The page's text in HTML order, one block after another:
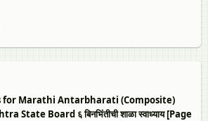
Marathi Antarbharati (Composite)
State Board ६ बिनभिंतीची शाळा स्वाध्याय [Page